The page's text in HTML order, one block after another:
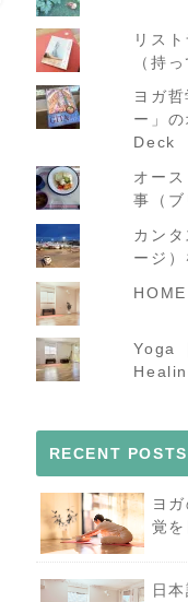
リス
（持
ヨガ
ー」
Deck
オー
事（ブ
カン
ージ
HOME
Yoga
RECENT POSTS
ヨ
覚
日